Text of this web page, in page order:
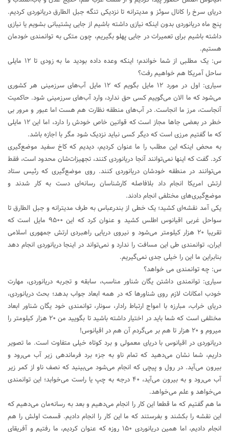
دریای سرخ را کانال سوئز و مدیترانه تا نزدیکی تنگه جبل الطارق دریانوردی کردیم.
پنج ماه دریانوردی بدون اینکه نیازی داشته باشیم از جایی پشتیبانی بشویم یا نیازی
داشته باشیم برای تعمیرات در جایی پهلو بگیریم، چون متکی به توانمندی خودمان
هستیم.
س: یک مطلبی از شما خواندم؛ اینکه وعده داده بودید ما به زودی تا ۱۲ مایلی
ساحل آمریکا هم خواهیم رفت؟
سیاری: اول در مورد ۱۲ مایل بگویم که ۱۲ مایل آب‌های سرزمینی هر کشوری
می‌شود که ما الان می‌گوییم کسی حق ندارد، وارد آب‌های سرزمینی شود. حاکمیت
آنجاست، مرز ما انجاست. در آب‌های منطقه نظارت هم هست اما عبور و مرور بی
خطر در بعضی جاها مجاز است که قوانین خاص خودش را دارد، اما این ۱۲ مایلی
که ما گفتیم مرزی است که دیگر کسی نباید نزدیک شود مگر با اجازه باشد.
به محض اینکه این مطلب را ما عنوان کردیم، دیدیم که کاخ سفید موضع‌گیری
کرد. گفت که اینها نمی‌توانند آنجا دریانوردی کنند، تجهیزات‌شان محدود است، فقط
می‌توانند در منطقه خودشان دریانوردی کنند. روی موضع‌گیری که رئیس ستاد
ارتش امریکا انجام داد بلافاصله کارشناسان رسانه‌ای دست به کار شدند و
موضع‌گیری‌های مختلفی انجام دادند.
یکی آمد نقشه‌ای کشید؛ یک خطی از بندرعباس به طرف مدیترانه و جبل الطارق تا
سواحل غربی اقیانوس اطلس کشید و عنوان کرد که این ۹۵۰۰ مایل است که
تقریبا ۲۰ هزار کیلومتر می‌شود و نیروی دریایی راهبردی ارتش جمهوری اسلامی
ایران، توانمندی طی این مسافت را ندارد و نمی‌تواند در اینجا دریانوردی انجام دهد
بنابراین ما این را خیلی جدی نمی‌گیریم.
س: چه توانمندی می خواهد؟
سیاری: توانمندی داشتن یگان شناور مناسب، سابقه و تجربه دریانوردی، مهارت
خودب امکانات لازم روی شناورها که در همه ابعاد جواب بدهد؛ بحث دریانوردی،
دریای خراب، مبارزه با امواج ارتباط رادار، سونار، توانمندی خود یگان شناور ابعاد
مختلفی است که شما باید در اختیار داشته باشید تا بگویید من ۲۰ هزار کیلومتر را
میروم و ۲۰ هزار تا هم بر می‌گردم آن هم در اقیانوس!
دریانوردی در اقیانوس با دریای معمولی و برد کوتاه خیلی متفاوت است. ما تصویر
داریم، شما نشان می‌دهید که تمام ناو به جزء برد فرماندهی زیر آب می‌رود و
بیرون می‌آید. در رول و پیچی که انجام می‌شود می‌بینید که نصف ناو از کمر زیر
آب می‌رود و به بیرون می‌آید، ۴۰ درجه به چپ یا راست می‌خوابد؛ این توانمندی
می‌خواهد و علم می‌خواهد.
ما هم گفتیم که ما قطعا این کار را انجام می‌دهیم و بعد به رسانه‌مان می‌دهیم که
این نقشه را بکشند و بفرستند که ما این کار را انجام دادیم. قسمت اولش را هم
انجام دادیم، اما همین دریانوردی ۱۵۰ روزه که عنوان کردیم، ما رفتیم و آفریقای